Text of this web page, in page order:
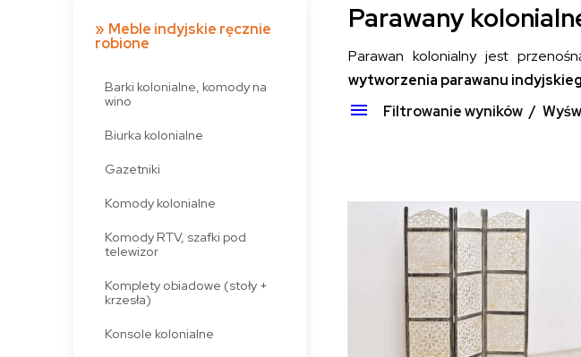
Meble indyjskie ręcznie
robione
Barki kolonialne, komody na
wino
Biurka kolonialne
Gazetniki
Komody kolonialne
Komody RTV, szafki pod
telewizor
Komplety obiadowe (stoły +
krzesła)
Konsole kolonialne
Parawany
Parawan kolonialny jest
wytworzenia parawanu
Filtrowanie wyników